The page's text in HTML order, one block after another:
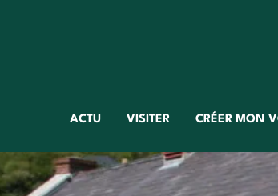
ACTU VISITER CRÉER MON